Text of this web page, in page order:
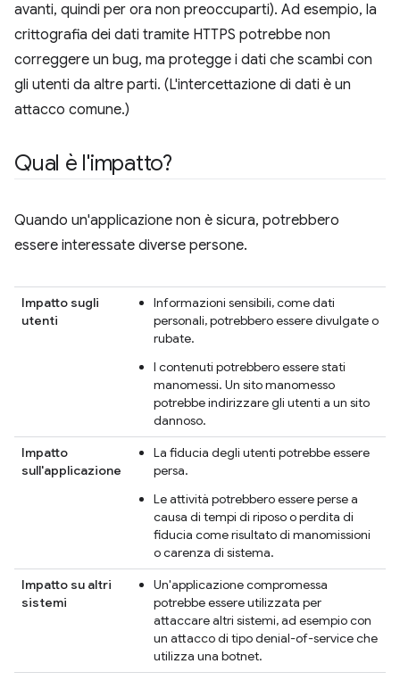
avanti, quindi per ora non preoccuparti). Ad esempio, la
crittografia dei dati tramite HTTPS potrebbe non
correggere un bug, ma protegge i dati che scambi con
gli utenti da altre parti. (L'intercettazione di dati è un
attacco comune.)
Qual è l'impatto?
Quando un'applicazione non è sicura, potrebbero
essere interessate diverse persone.
Impatto sugli
utenti
Informazioni sensibili, come dati
personali, potrebbero essere divulgate o
rubate.
I contenuti potrebbero essere stati
manomessi. Un sito manomesso
potrebbe indirizzare gli utenti a un sito
dannoso.
Impatto
sull'applicazione
La fiducia degli utenti potrebbe essere
persa.
Le attività potrebbero essere perse a
causa di tempi di riposo o perdita di
fiducia come risultato di manomissioni
o carenza di sistema.
Impatto su altri
sistemi
Un'applicazione compromessa
potrebbe essere utilizzata per
attaccare altri sistemi, ad esempio con
un attacco di tipo denial-of-service che
utilizza una botnet.